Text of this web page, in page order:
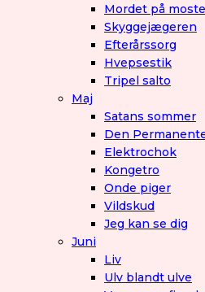
Mordet på
Skyggejægeren
Efterårssorg
Hvepsestik
Tripel salto
Maj
Satans sommer
Den
Elektrochok
Kongetro
Onde piger
Vildskud
Jeg kan se dig
Juni
Liv
Ulv blandt ulve